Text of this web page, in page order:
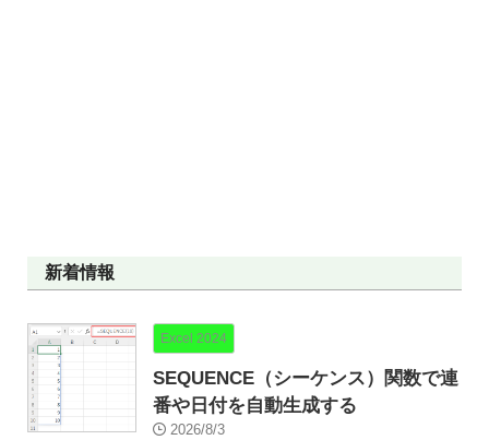
新着情報
Excel 2024
SEQUENCE（シーケンス）関数で連
番や日付を自動生成する
2026/8/3